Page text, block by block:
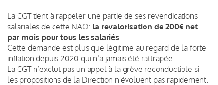
La CGT tient à rappeler une partie de ses revendications
salariales de cette NAO: la revalorisation de 200€ net
par mois pour tous les salariés
Cette demande est plus que légitime au regard de la forte
inflation depuis 2020 qui n’a jamais été rattrapée.
La CGT n’exclut pas un appel à la grève reconductible si
les propositions de la Direction n'évoluent pas rapidement.